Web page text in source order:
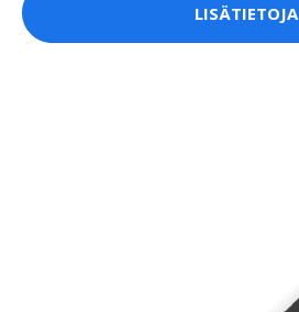
LISÄTIETOJA